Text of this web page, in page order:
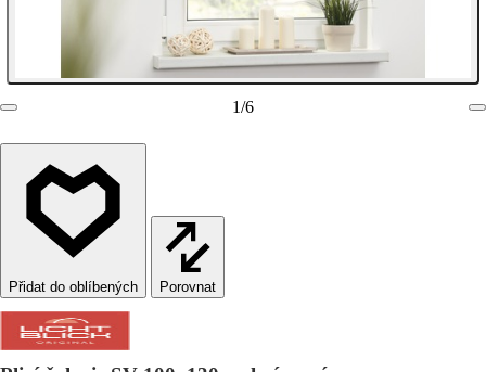
1/6
Porovnat